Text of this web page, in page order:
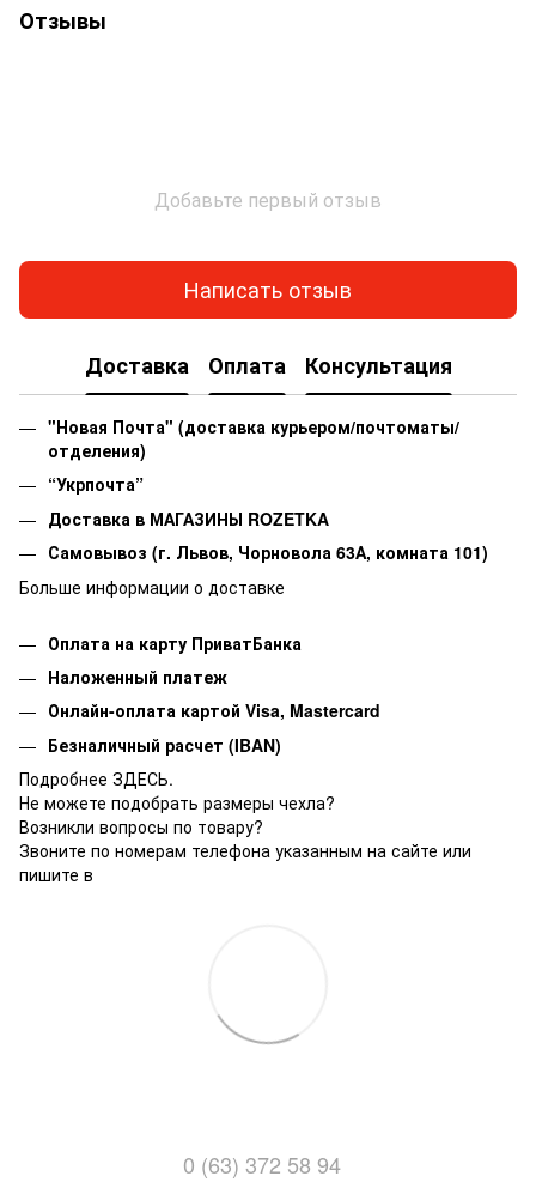
Отзывы
Добавьте первый отзыв
Написать отзыв
Доставка Оплата Консультация
"Новая Почта" (доставка курьером/почтоматы/
отделения)
“Укрпочта”
Доставка в МАГАЗИНЫ ROZETKA
Самовывоз (г. Львов, Чорновола 63А, комната 101)
Больше информации о доставке
Оплата на карту ПриватБанка
Наложенный платеж
Онлайн-оплата картой Visa, Mastercard
Безналичный расчет (IBAN)
Подробнее ЗДЕСЬ.
Не можете подобрать размеры чехла?
Возникли вопросы по товару?
Звоните по номерам телефона указанным на сайте или
пишите в
0 (63) 372 58 94